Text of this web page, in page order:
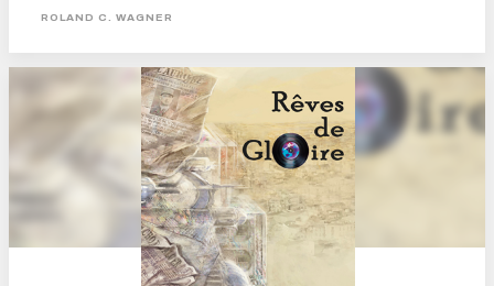
visqueux et de batailles au sabre laser. Non, chez Wagner, on assiste à des
ROLAND C. WAGNER